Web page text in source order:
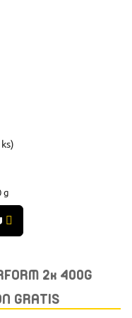
g
2x 400G
GRATIS